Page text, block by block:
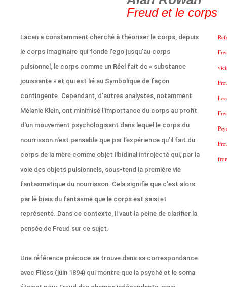
Freud et le corps
Lacan a constamment cherché à théoriser le corps, depuis
le corps imaginaire qui fonde l'ego jusqu’au corps
pulsionnel, le corps comme un Réel fait de « substance
jouissante » et qui est lié au Symbolique de façon
contingente. Cependant, d'autres analystes, notamment
Mélanie Klein, ont minimisé l'importance du corps au profit
d'un mouvement psychologisant dans lequel le corps du
nourrisson n'est pensable que par l’expérience qu’il fait du
corps de la mère comme objet libidinal introjecté qui, par la
voie des objets pulsionnels, sous-tend la première vie
fantasmatique du nourrisson. Cela signifie que c'est alors
par le biais du fantasme que le corps est saisi et
représenté. Dans ce contexte, il vaut la peine de clarifier la
pensée de Freud sur ce sujet.
Une référence précoce se trouve dans sa correspondance
avec Fliess (juin 1894) qui montre que la psyché et le soma